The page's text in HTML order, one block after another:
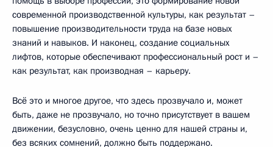
современной производственной культуры, как результат –
повышение производительности труда на базе новых
знаний и навыков. И наконец, создание социальных
лифтов, которые обеспечивают профессиональный рост и –
как результат, как производная – карьеру.
Всё это и многое другое, что здесь прозвучало и, может
быть, даже не прозвучало, но точно присутствует в вашем
движении, безусловно, очень ценно для нашей страны и,
без всяких сомнений, должно быть поддержано.